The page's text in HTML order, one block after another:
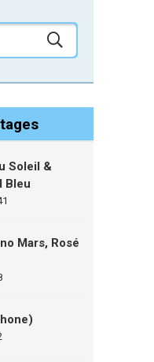
Soleil &
Bleu
Mars, Rosé